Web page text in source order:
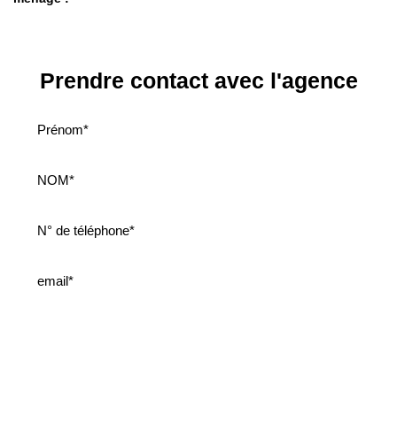
Prendre contact avec l'agence